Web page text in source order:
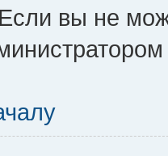
вы не